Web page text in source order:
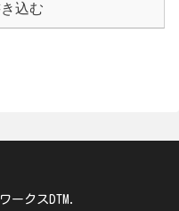
込む
ークスDTM.